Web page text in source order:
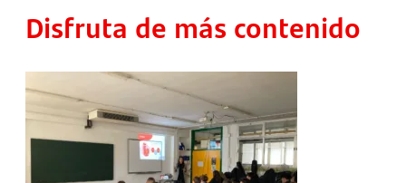
Disfruta de más contenido